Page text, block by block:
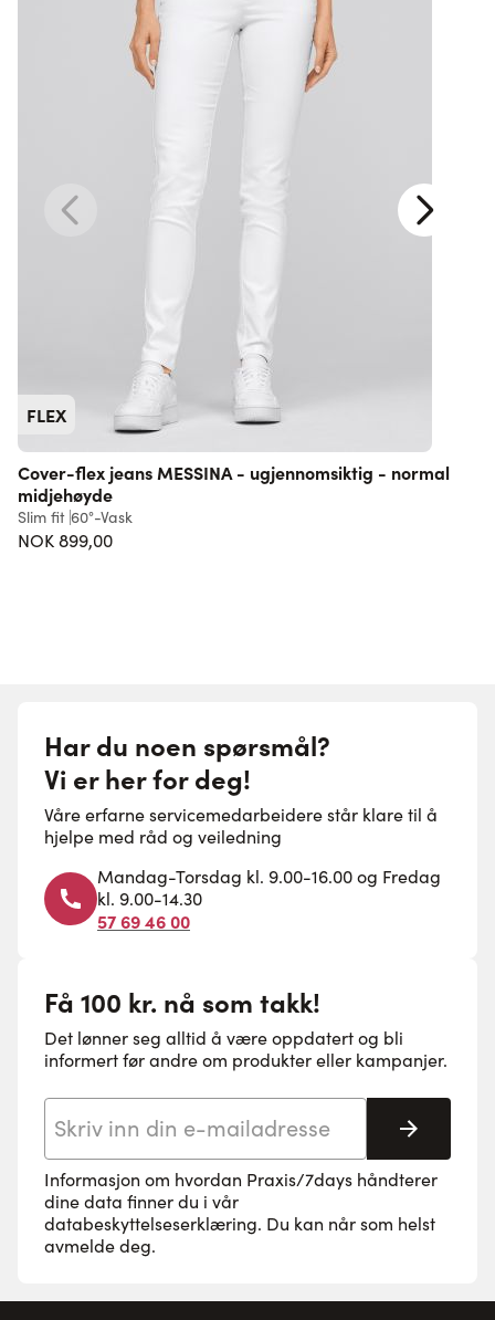
FLEX
Cover-flex jeans MESSINA - ugjennomsiktig - normal
midjehøyde
Slim fit 60°-Vask
NOK 899,00
Har du noen spørsmål?
Vi er her for deg!
Våre erfarne servicemedarbeidere står klare til å
hjelpe med råd og veiledning
Mandag-Torsdag kl. 9.00-16.00 og Fredag
kl. 9.00-14.30
57 69 46 00
Få 100 kr. nå som takk!
Det lønner seg alltid å være oppdatert og bli
informert før andre om produkter eller kampanjer.
Informasjon om hvordan Praxis/7days håndterer
dine data finner du i vår
databeskyttelseserklæring. Du kan når som helst
avmelde deg.